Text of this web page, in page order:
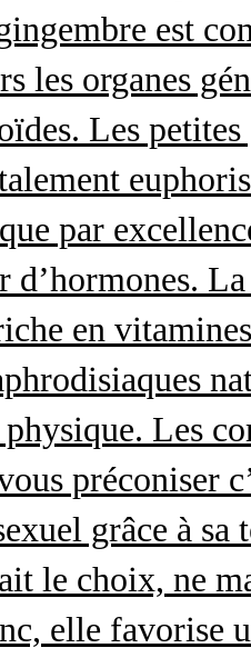
est
les organes
Les
par
d’hormones.
en
Les
préconiser
grâce à sa
le choix, ne
elle favorise